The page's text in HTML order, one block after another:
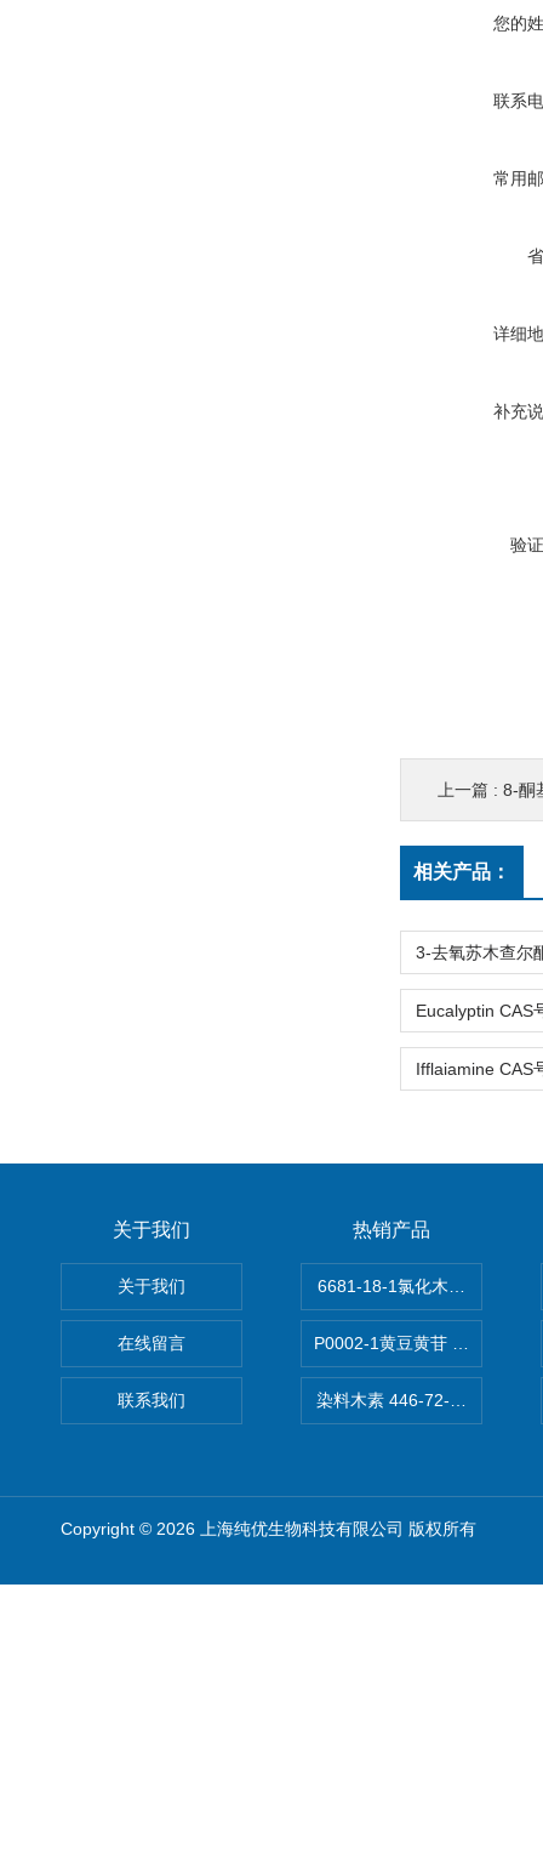
您的
联系
常用
详细
补充
验
上一篇 : 8-酮
相关产品：
关于我们
关于我们
在线留言
联系我们
热销产品
6681-18-1氯化木兰花碱
P0002-1黄豆黄苷 40246-10-
染料木素 446-72-0
Copyright © 2026 上海纯优生物科技有限公司 版权所有